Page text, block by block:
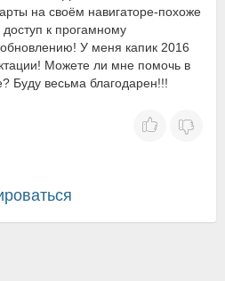
на своём навигаторе-похоже
к прогамному
У меня капик 2016
Можете ли мне помочь в
Буду весьма благодарен!!!